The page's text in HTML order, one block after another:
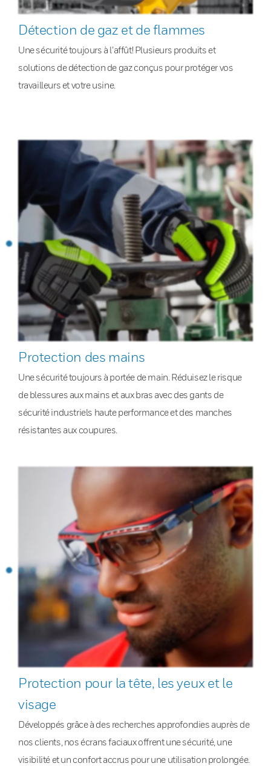
Détection de gaz et de flammes
Une sécurité toujours à l’affût! Plusieurs produits et
solutions de détection de gaz conçus pour protéger vos
travailleurs et votre usine.
Protection des mains
Une sécurité toujours à portée de main. Réduisez le risque
de blessures aux mains et aux bras avec des gants de
sécurité industriels haute performance et des manches
résistantes aux coupures.
Protection pour la tête, les yeux et le
visage
Développés grâce à des recherches approfondies auprès de
nos clients, nos écrans faciaux offrent une sécurité, une
visibilité et un confort accrus pour une utilisation prolongée.